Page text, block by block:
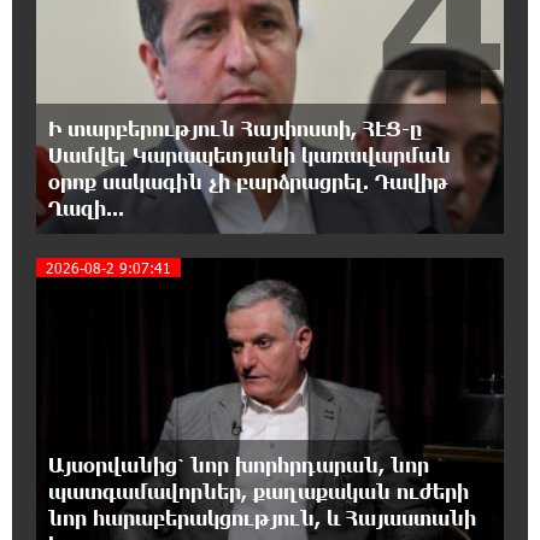
22:00:57 6-08-2026
8-ամյա Մոնթե Մուրադյանն ու Սյունե
Քոսակյանը հաղթահարել են Արարատի
գագաթը
21:41:25 6-08-2026
վարորդին դուրս են բերել արգելափակումից
21:23:57 6-08-2026
Երևանում երթուղիների փոփոխություն
կլինի
21:10:46 6-08-2026
Օգոստոսի 7-ին՝ Գարեգին Բ Ամենայն Հայոց
Կաթողիկոսի դատական նիստը
Ի տարբերություն Հայփոստի, ՀԷՑ-ը
Սամվել Կարապետյանի կառավարման
օրոք սակագին չի բարձրացրել. Դավիթ
Ղազի...
2026-08-2 9:07:41
Այսօրվանից՝ նոր խորհրդարան, նոր
պատգամավորներ, քաղաքական ուժերի
նոր հարաբերակցություն, և Հայաստանի
5